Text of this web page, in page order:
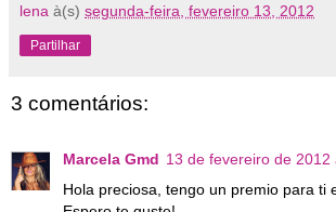
lena à(s) segunda-feira, fevereiro 13, 2012
Partilhar
3 comentários:
Marcela Gmd 13 de fevereiro de 2012
Hola preciosa, tengo un premio para ti